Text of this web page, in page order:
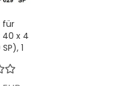
für
40 x 4
1